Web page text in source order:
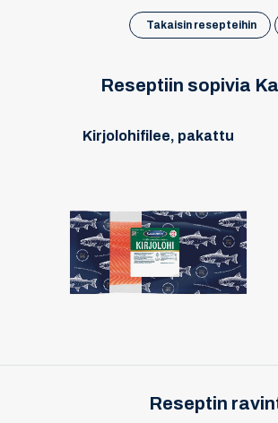
Takaisin resepteihin
Reseptiin sopivia
Kirjolohifilee, pakattu
Reseptin